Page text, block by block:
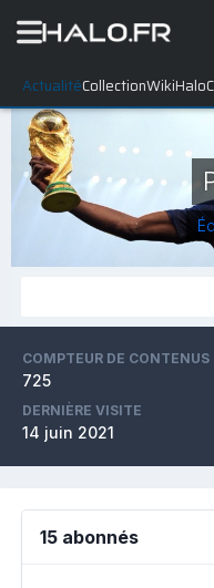
ActualitéCollectionWikiHalo
COMPTEUR DE CONTENUS
725
DERNIÈRE VISITE
14 juin 2021
15 abonnés